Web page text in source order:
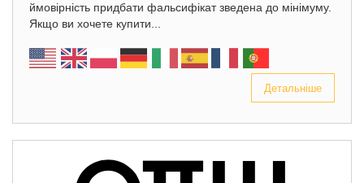
ймовірність придбати фальсифікат зведена до мінімуму.
Якщо ви хочете купити...
Детальніше